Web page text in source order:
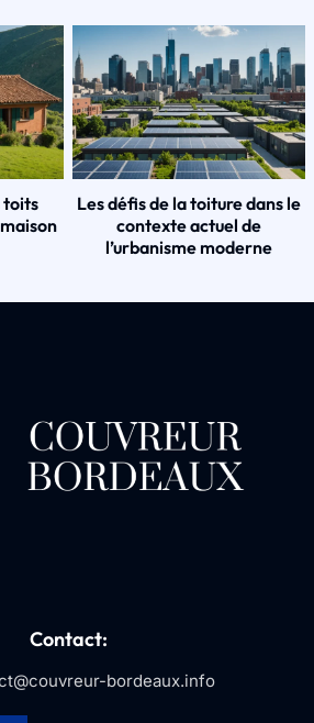
toits
Les défis de la toiture dans le
contexte actuel de
l’urbanisme moderne
Contact:
bordeaux.info